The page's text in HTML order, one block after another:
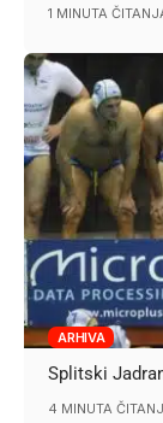
1 MINUTA
ARHIVA
Splitski
4 MINUTA